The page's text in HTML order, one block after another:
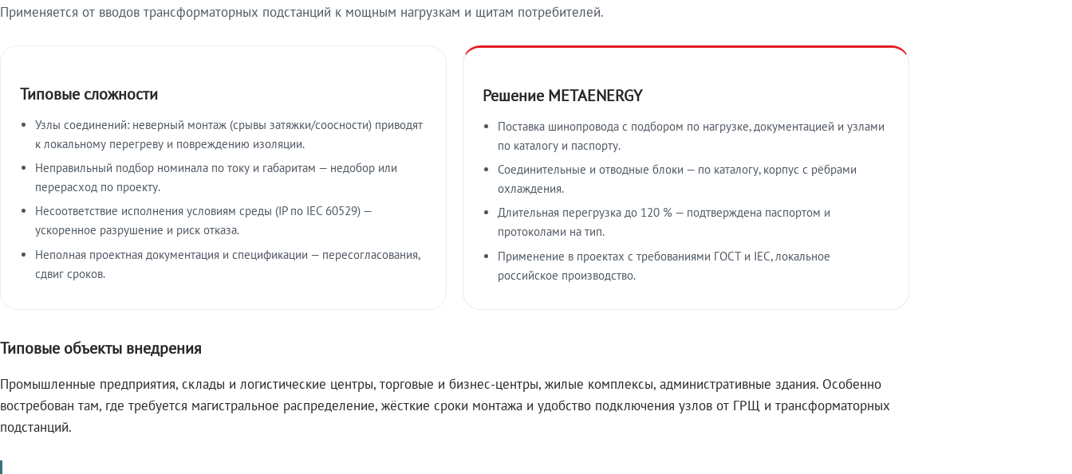
Применяется от вводов трансформаторных подстанций к мощным нагрузкам и щитам потребителей.
Типовые сложности
Узлы соединений: неверный монтаж (срывы затяжки/соосности) приводят
к локальному перегреву и повреждению изоляции.
Неправильный подбор номинала по току и габаритам — недобор или
перерасход по проекту.
Несоответствие исполнения условиям среды (IP по IEC 60529) —
ускоренное разрушение и риск отказа.
Неполная проектная документация и спецификации — пересогласования,
сдвиг сроков.
Решение METAENERGY
Поставка шинопровода с подбором по нагрузке, документацией и узлами
по каталогу и паспорту.
Соединительные и отводные блоки — по каталогу, корпус с рёбрами
охлаждения.
Длительная перегрузка до 120 % — подтверждена паспортом и
протоколами на тип.
Применение в проектах с требованиями ГОСТ и IEC, локальное
российское производство.
Типовые объекты внедрения
Промышленные предприятия, склады и логистические центры, торговые и бизнес-центры, жилые комплексы, административные здания. Особенно
востребован там, где требуется магистральное распределение, жёсткие сроки монтажа и удобство подключения узлов от ГРЩ и трансформаторных
подстанций.